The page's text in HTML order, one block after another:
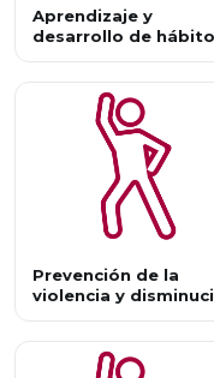
Aprendizaje y
desarrollo de
Prevención de la
violencia y